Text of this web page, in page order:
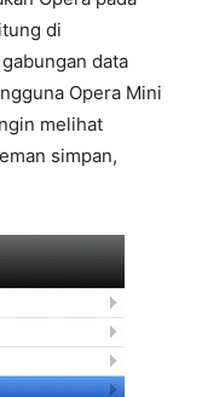
di
data
Opera Mini
melihat
simpan,